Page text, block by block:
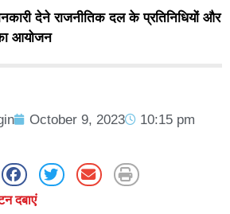
देने राजनीतिक दल के प्रतिनिधियों और
आयोजन
October 9, 2023 10:15 pm
दबाएं